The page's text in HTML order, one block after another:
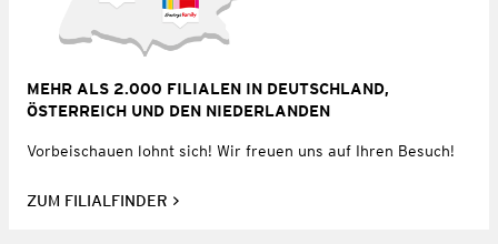
MEHR ALS 2.000 FILIALEN IN DEUTSCHLAND,
ÖSTERREICH UND DEN NIEDERLANDEN
Vorbeischauen lohnt sich! Wir freuen uns auf Ihren Besuch!
ZUM FILIALFINDER